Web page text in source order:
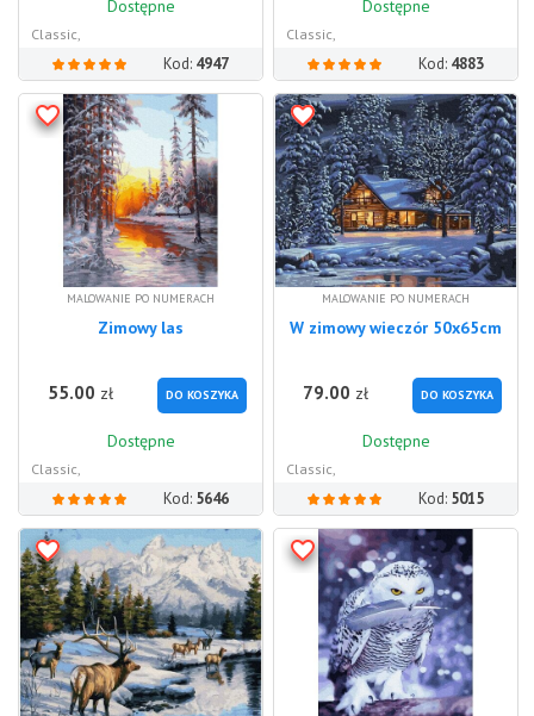
Dostępne
Classic,
Kod: 4947
Dostępne
Classic,
Kod: 4883
MALOWANIE PO NUMERACH
Zimowy las
55.00 zł DO KOSZYKA
Dostępne
Classic,
Kod: 5646
MALOWANIE PO NUMERACH
W zimowy wieczór 50x65cm
79.00 zł DO KOSZYKA
Dostępne
Classic,
Kod: 5015